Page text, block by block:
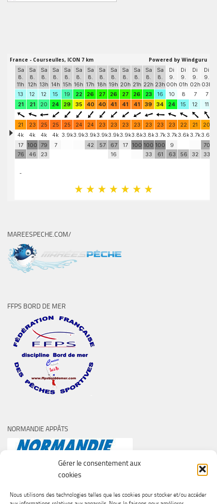
Gérer le consentement aux
cookies
Nous utilisons des technologies telles que les cookies pour stocker et/ou accéder
MAREESPECHE.COM/
FFPS BORD DE MER
NORMANDIE APPÂTS